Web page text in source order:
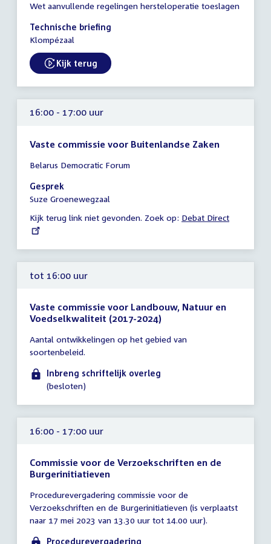
vergadering
15:15
-
uur
Wet aanvullende regelingen hersteloperatie toeslagen
Technische briefing
Klompézaal
External link:
Kijk terug
16:00 - 17:00 uur
Vaste commissie voor Buitenlandse Zaken
vergadering
16:00
-
uur
Belarus Democratic Forum
Gesprek
Suze Groenewegzaal
Kijk terug link niet gevonden. Zoek op: External
Debat Direct
tot 16:00 uur
Vaste commissie voor Landbouw, Natuur en
Voedselkwaliteit (2017-2024)
vergadering
tot
16:00
uur
Aantal ontwikkelingen op het gebied van
soortenbeleid.
Inbreng schriftelijk overleg
(besloten)
16:00 - 17:00 uur
Commissie voor de Verzoekschriften en de
Burgerinitiatieven
vergadering
16:00
-
17:00
Procedurevergadering commissie voor de
Verzoekschriften en de Burgerinitiatieven (is verplaatst
naar 17 mei 2023 van 13.30 uur tot 14.00 uur).
Procedurevergadering